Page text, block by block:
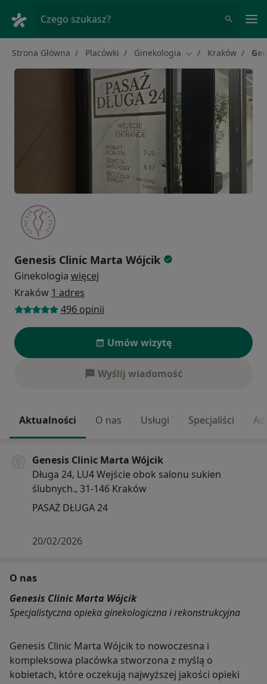
Czego szukasz?
Strona Główna Placówki Ginekologia Zmień miasto
Kraków
Genesis Clinic Marta Wójcik
Ginekologia więcej
Kraków 1 adres
496 opinii
Umów wizytę
Wyślij wiadomość
Aktualności O nas Usługi Specjaliści
Genesis Clinic Marta Wójcik
Długa 24, LU4 Wejście obok salonu sukien
ślubnych., 31-146 Kraków
PASAŻ DŁUGA 24
20/02/2026
O nas
Genesis Clinic Marta Wójcik
Specjalistyczna opieka ginekologiczna i rekonstrukcyjna
Genesis Clinic Marta Wójcik to nowoczesna i
kompleksowa placówka stworzona z myślą o
kobietach, które oczekują najwyższej jakości opieki